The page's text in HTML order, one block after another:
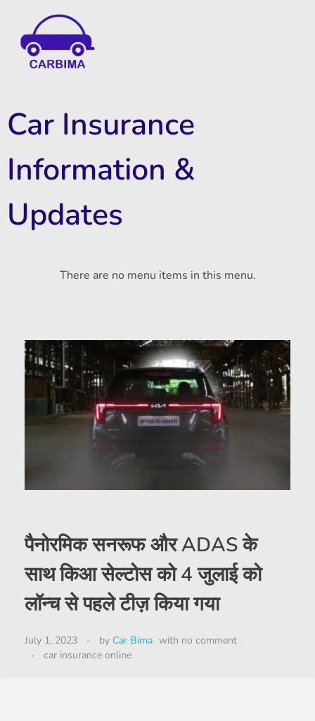
Car Insurance
Information &
Updates
There are no menu items in this menu.
पैनोरमिक सनरूफ और ADAS के
साथ किआ सेल्टोस को 4 जुलाई को
लॉन्च से पहले टीज़ किया गया
July 1, 2023 by Car Bima with no comment
car insurance online